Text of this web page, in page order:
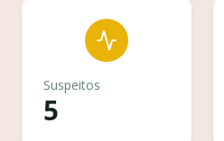
Suspeitos
5